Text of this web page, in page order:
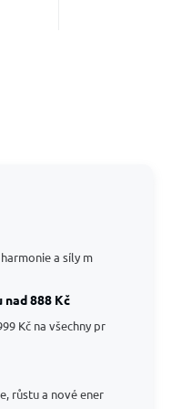
a síly m
888 Kč
Kč na všechny pr
růstu a nové ener